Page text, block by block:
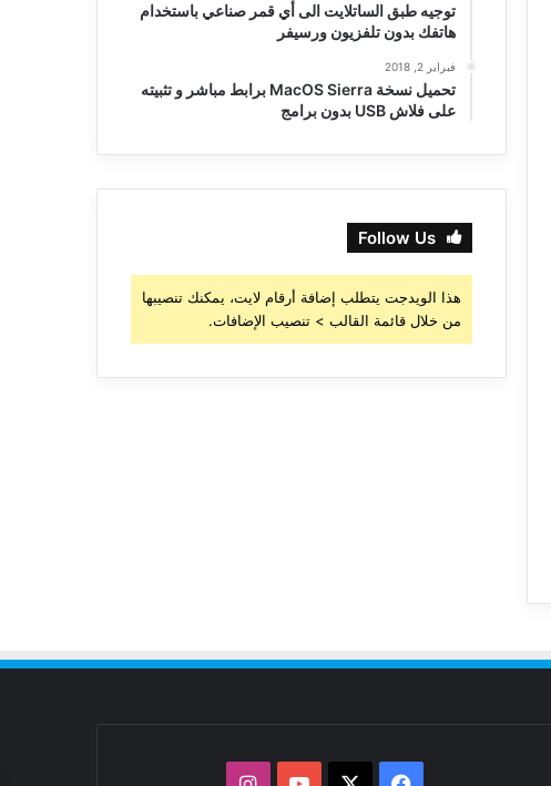
توجيه طبق الساتلايت الى أي قمر صناعي باستخدام
هاتفك بدون تلفزيون ورسيفر
فبراير 2, 2018
تحميل نسخة MacOS Sierra برابط مباشر و تثبيته
على فلاش USB بدون برامج
Follow Us
هذا الويدجت يتطلب إضافة أرقام لايت، يمكنك تنصيبها
من خلال قائمة القالب > تنصيب الإضافات.